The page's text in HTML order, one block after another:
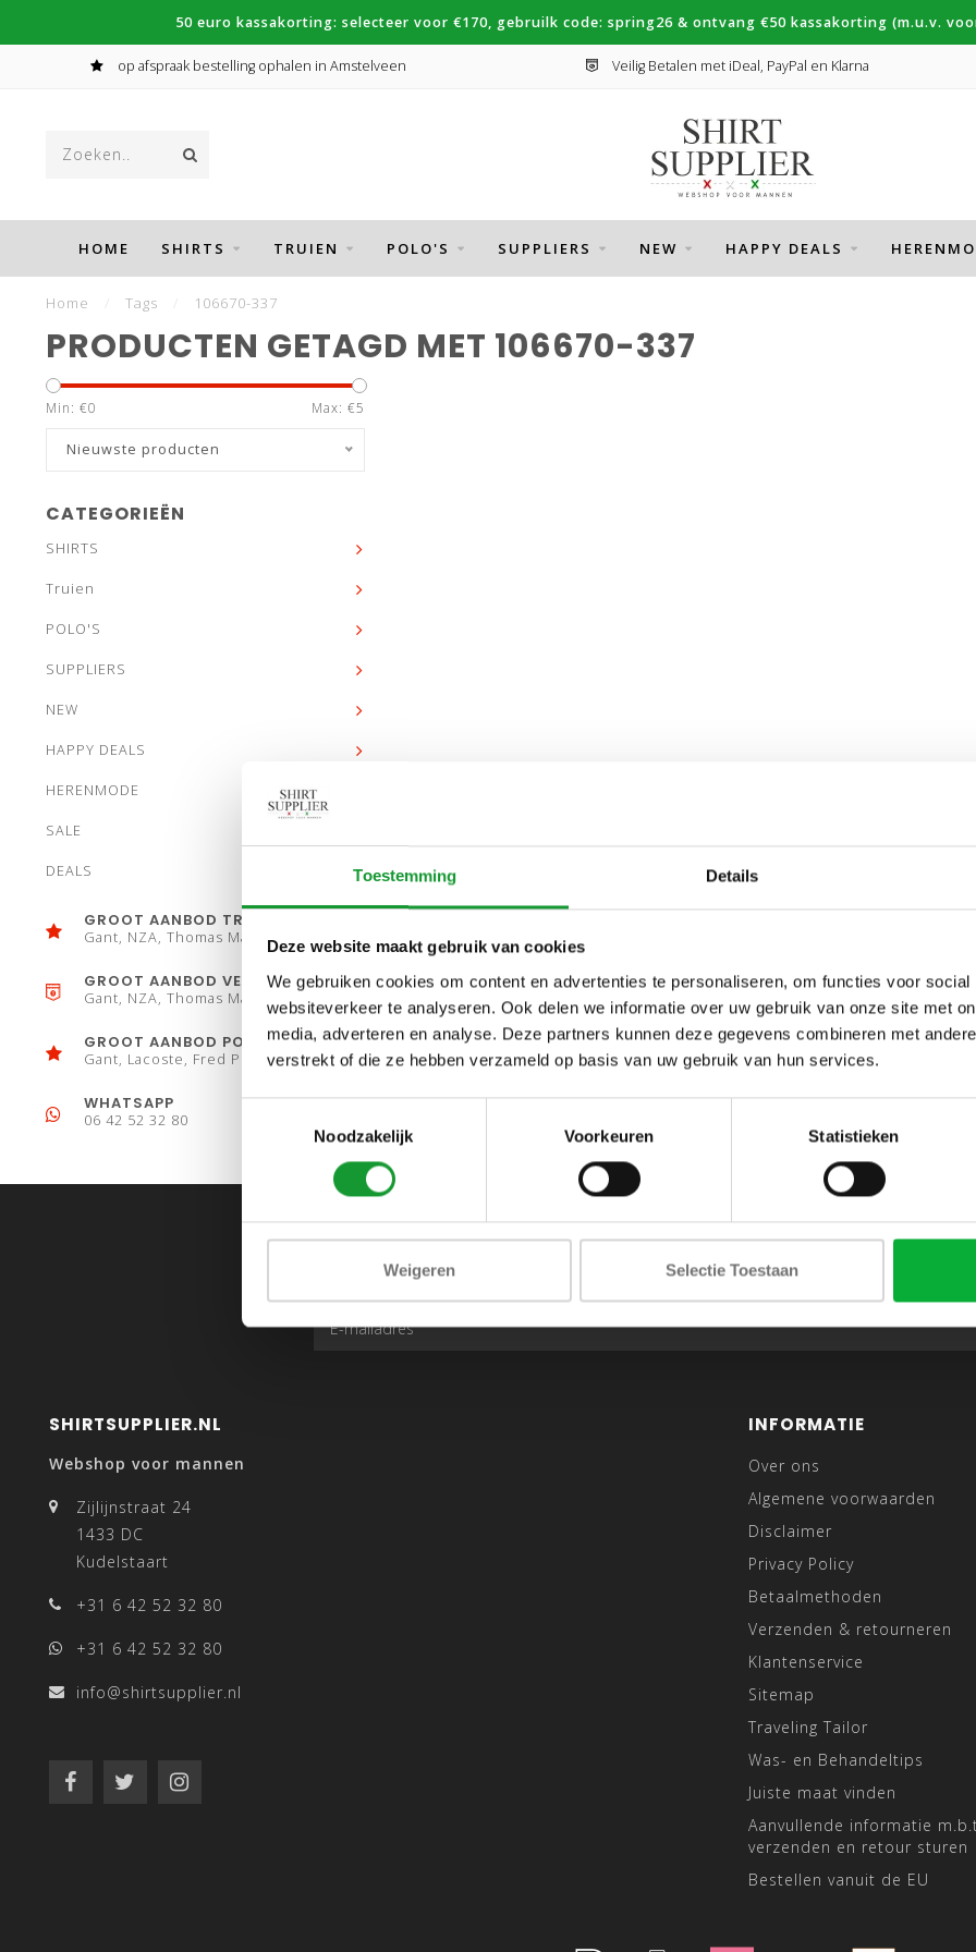
Toestemming Details
Deze website maakt gebruik van cookies
We gebruiken cookies om content en advertenties te personaliseren, om functies voor
websiteverkeer te analyseren. Ook delen we informatie over uw gebruik van onze site met
media, adverteren en analyse. Deze partners kunnen deze gegevens combineren met
verstrekt of die ze hebben verzameld op basis van uw gebruik van hun services.
Noodzakelijk
Voorkeuren Statistieken
Weigeren Selectie Toestaan
50 euro kassakorting: selecteer voor €170, gebruilk code: spring26 & ontvang €50 kassakorting (m.u.v.
op afspraak bestelling ophalen in Amstelveen Veilig Betalen met iDeal, PayPal en Klarna
HOME SHIRTS TRUIEN POLO'S SUPPLIERS NEW HAPPY DEALS
Home Tags 106670-337
PRODUCTEN GETAGD MET 106670-337
Min: €0 Max: €5
Nieuwste producten
CATEGORIEËN
SHIRTS
Truien
POLO'S
SUPPLIERS
NEW
HAPPY DEALS
HERENMODE
SALE
DEALS
GROOT AANBOD TRUIEN
Gant, NZA, Thomas Maine
GROOT AANBOD VESTEN
Gant, NZA, Thomas Maine
GROOT AANBOD POLO´S
Gant, Lacoste, Fred Perry
WHATSAPP
06 42 52 32 80
SHIRTSUPPLIER.NL
Webshop voor mannen
Zijlijnstraat 24
1433 DC
Kudelstaart
+31 6 42 52 32 80
+31 6 42 52 32 80
info@shirtsupplier.nl
INFORMATIE
Over ons
Algemene voorwaarden
Disclaimer
Privacy Policy
Betaalmethoden
Verzenden & retourneren
Klantenservice
Sitemap
Traveling Tailor
Was- en Behandeltips
Juiste maat vinden
Aanvullende informatie
verzenden en retour sturen
Bestellen vanuit de EU